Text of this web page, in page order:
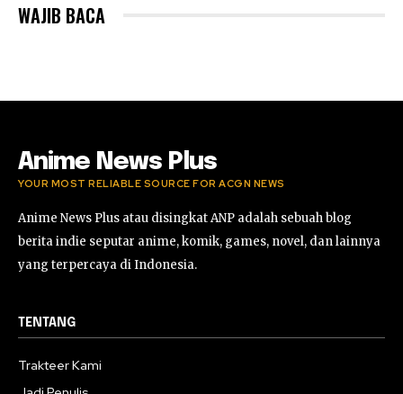
WAJIB BACA
Anime News Plus
YOUR MOST RELIABLE SOURCE FOR ACGN NEWS
Anime News Plus atau disingkat ANP adalah sebuah blog
berita indie seputar anime, komik, games, novel, dan lainnya
yang terpercaya di Indonesia.
TENTANG
Trakteer Kami